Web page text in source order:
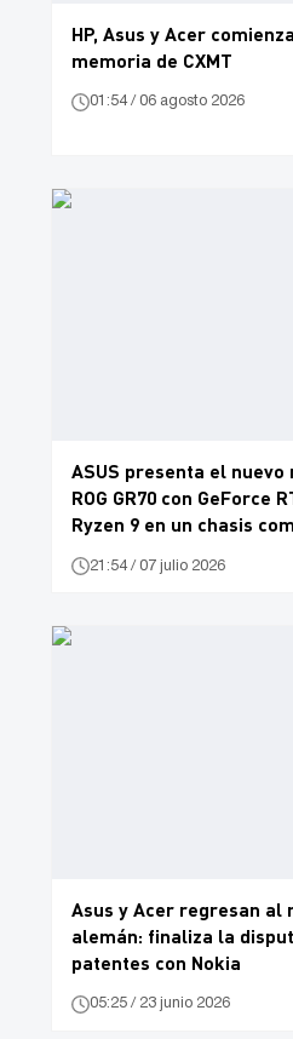
HP, Asus y Acer
memoria de CXMT
01:54 / 06 agosto 2026
ASUS presenta el nuevo
ROG GR70 con GeForce
Ryzen 9 en un chasis
21:54 / 07 julio 2026
Asus y Acer regresan al
alemán: finaliza la
patentes con Nokia
05:25 / 23 junio 2026